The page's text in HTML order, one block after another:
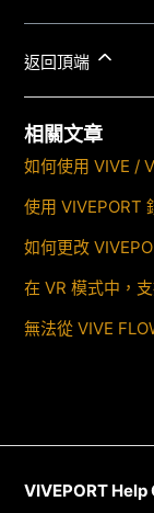
返回頂端
相關文章
如何使用 VIVE /
使用 VIVEPORT
如何更改
在 VR 模式中，
無法從 VIVE
VIVEPORT